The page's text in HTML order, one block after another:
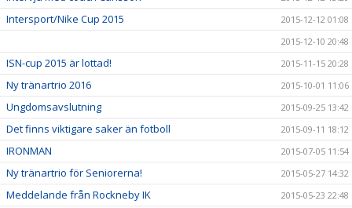
Intersport/Nike Cup 2015
2015-12-12 01:08
2015-12-10 20:48
ISN-cup 2015 är lottad! 2015-11-15 20:28
Ny tränartrio 2016 2015-10-01 11:06
Ungdomsavslutning 2015-09-25 13:42
Det finns viktigare saker än fotboll 2015-09-11 18:12
IRONMAN 2015-07-05 11:54
Ny tränartrio för Seniorerna! 2015-05-27 14:32
Meddelande från Rockneby IK 2015-05-23 22:48